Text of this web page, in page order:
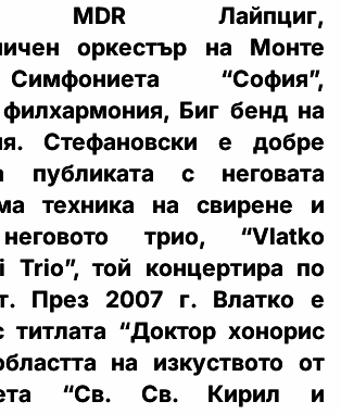
MDR Лайпциг,
оркестър на Монте
“София”,
Биг бенд на
Стефановски е добре
публиката с неговата
техника на свирене и
трио, “Vlatko
Trio”, той концертира по
През 2007 г. Влатко е
титлата “Доктор хонорис
на изкуството от
“Св. Св. Кирил и